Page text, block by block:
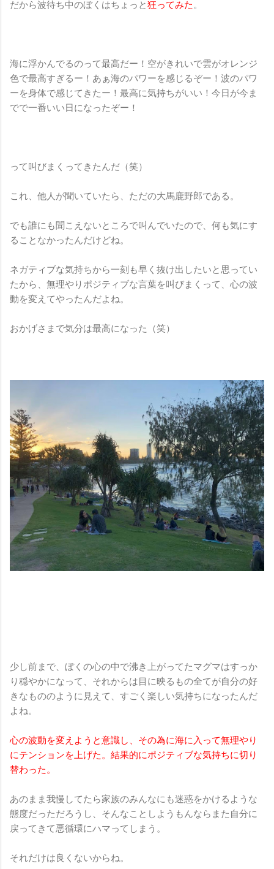
だから波待ち中のぼくはちょっと狂ってみた。
海に浮かんでるのって最高だー！空がきれいで雲がオレンジ
色で最高すぎるー！あぁ海のパワーを感じるぞー！波のパワ
ーを身体で感じてきたー！最高に気持ちがいい！今日が今ま
でで一番いい日になったぞー！
って叫びまくってきたんだ（笑）
これ、他人が聞いていたら、ただの大馬鹿野郎である。
でも誰にも聞こえないところで叫んでいたので、何も気にす
ることなかったんだけどね。
ネガティブな気持ちから一刻も早く抜け出したいと思ってい
たから、無理やりポジティブな言葉を叫びまくって、心の波
動を変えてやったんだよね。
おかげさまで気分は最高になった（笑）
少し前まで、ぼくの心の中で沸き上がってたマグマはすっか
り穏やかになって、それからは目に映るもの全てが自分の好
きなもののように見えて、すごく楽しい気持ちになったんだ
よね。
心の波動を変えようと意識し、その為に海に入って無理やり
にテンションを上げた。結果的にポジティブな気持ちに切り
替わった。
あのまま我慢してたら家族のみんなにも迷惑をかけるような
態度だっただろうし、そんなことしようもんならまた自分に
戻ってきて悪循環にハマってしまう。
それだけは良くないからね。